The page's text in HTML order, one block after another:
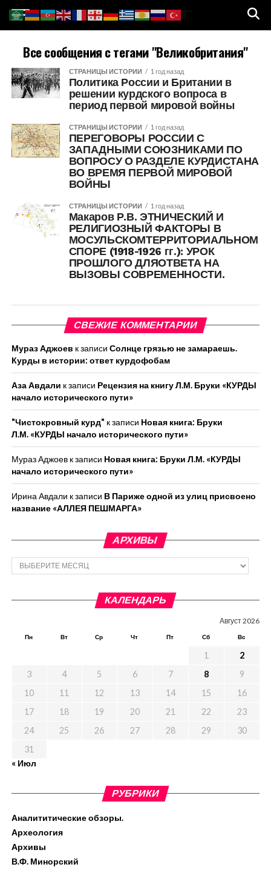
Все сообщения с тегами "Великобритания"
СТРАНИЦЫ ИСТОРИИ 1 год назад
Политика России и Британии в
решении курдского вопроса в
период первой мировой войны
СТРАНИЦЫ ИСТОРИИ 1 год назад
ПЕРЕГОВОРЫ РОССИИ С
ЗАПАДНЫМИ СОЮЗНИКАМИ ПО
ВОПРОСУ О РАЗДЕЛЕ КУРДИСТАНА
ВО ВРЕМЯ ПЕРВОЙ МИРОВОЙ
ВОЙНЫ
СТРАНИЦЫ ИСТОРИИ 1 год назад
Макаров Р.В. ЭТНИЧЕСКИЙ И
РЕЛИГИОЗНЫЙ ФАКТОРЫ В
МОСУЛЬСКОМТЕРРИТОРИАЛЬНОМ
СПОРЕ (1918-1926 гг.): УРОК
ПРОШЛОГО ДЛЯОТВЕТА НА
ВЫЗОВЫ СОВРЕМЕННОСТИ.
СВЕЖИЕ КОММЕНТАРИИ
Мураз Аджоев к записи Солнце грязью не замараешь.
Курды в истории: ответ курдофобам
Аза Авдали к записи Рецензия на книгу Л.М. Бруки «КУРДЫ
начало исторического пути»
"Чистокровный курд" к записи Новая книга: Бруки
Л.М. «КУРДЫ начало исторического пути»
Мураз Аджоевк записи Новая книга: Бруки Л.М. «КУРДЫ
начало исторического пути»
Ирина Авдали к записи В Париже одной из улиц присвоено
название «АЛЛЕЯ ПЕШМАРГА»
АРХИВЫ
Архивы
КАЛЕНДАРЬ
Август 2026
Пн Вт Ср Чт Пт Сб Вс
1
2
3
4 5 6 7 8
9
10
11 12 13 14 15
16
17
18 19 20 21 22
23
24
25 26 27 28 29
30
31
« Июл
РУБРИКИ
Аналититические обзоры.
Археология
Архивы
В.Ф. Минорский